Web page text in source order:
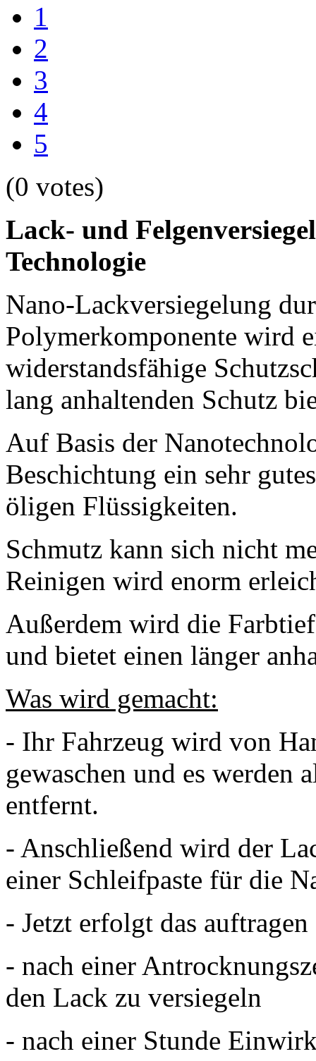
1
2
3
4
5
(0 votes)
Lack- und
Technologie
Nano-Lackversiegelung
Polymerkomponente wird
widerstandsfähige
lang anhaltenden Schutz
Auf Basis der
Beschichtung ein sehr
öligen Flüssigkeiten.
Schmutz kann sich nicht
Reinigen wird enorm
Außerdem wird die
und bietet einen länger
Was wird gemacht:
- Ihr Fahrzeug wird von
gewaschen und es werden
entfernt.
- Anschließend wird der
einer Schleifpaste für die
- Jetzt erfolgt das
- nach einer
den Lack zu versiegeln
- nach einer Stunde